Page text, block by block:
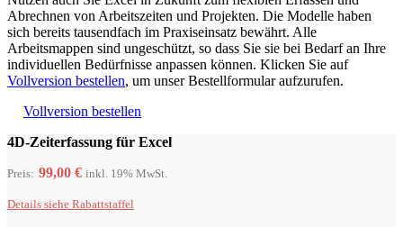
Abrechnen von Arbeitszeiten und Projekten. Die Modelle haben
sich bereits tausendfach im Praxiseinsatz bewährt. Alle
Arbeitsmappen sind ungeschützt, so dass Sie sie bei Bedarf an Ihre
individuellen Bedürfnisse anpassen können. Klicken Sie auf
Vollversion bestellen, um unser Bestellformular aufzurufen.
Vollversion bestellen
4D-Zeiterfassung für Excel
Preis: 99,00 € inkl. 19% MwSt.
Details siehe Rabattstaffel